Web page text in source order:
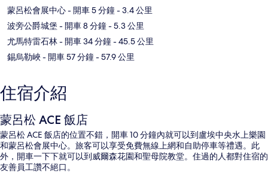
蒙呂松會展中心- 開車 5 分鐘- 3.4 公里
波旁公爵城堡 - 開車 8 分鐘- 5.3 公里
尤馬特雷石林- 開車 34 分鐘- 45.5 公里
錫烏勒峽- 開車 57 分鐘- 57.9 公里
住宿介紹
蒙呂松 ACE 飯店
蒙呂松 ACE 飯店的位置不錯，開車 10 分鐘內就可以到盧埃中央水上樂園
和蒙呂松會展中心。旅客可以享受免費無線上網和自助停車等禮遇。此
外，開車一下下就可以到威爾森花園和聖母院教堂。住過的人都對住宿的
友善員工讚不絕口。